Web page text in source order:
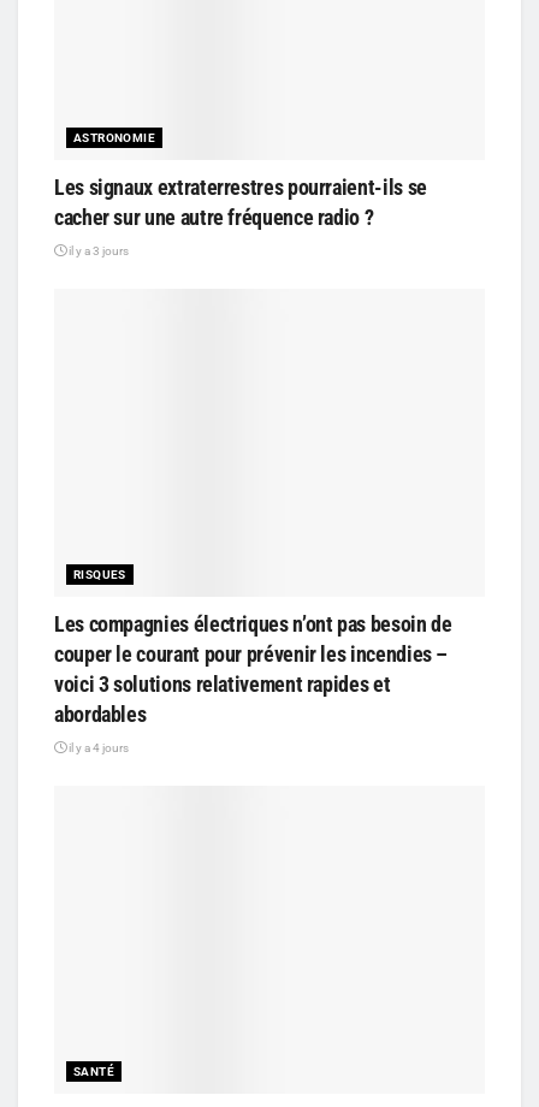
ASTRONOMIE
Les signaux extraterrestres pourraient-ils se
cacher sur une autre fréquence radio ?
il y a 3 jours
RISQUES
Les compagnies électriques n’ont pas besoin de
couper le courant pour prévenir les incendies –
voici 3 solutions relativement rapides et
abordables
il y a 4 jours
SANTÉ